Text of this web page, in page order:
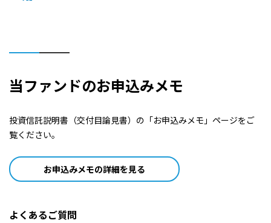
当ファンドのお申込みメモ
投資信託説明書（交付目論見書）の「お申込みメモ」ページをご
覧ください。
お申込みメモの詳細を見る
よくあるご質問